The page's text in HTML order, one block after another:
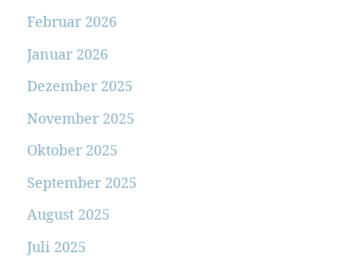
Februar 2026
Januar 2026
Dezember 2025
November 2025
Oktober 2025
September 2025
August 2025
Juli 2025